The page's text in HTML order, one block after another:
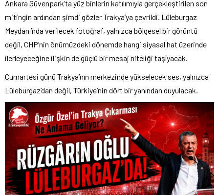
Ankara Güvenpark’ta yüz binlerin katılımıyla gerçekleştirilen son
mitingin ardından şimdi gözler Trakya’ya çevrildi. Lüleburgaz
Meydanı’nda verilecek fotoğraf, yalnızca bölgesel bir görüntü
değil, CHP’nin önümüzdeki dönemde hangi siyasal hat üzerinde
ilerleyeceğine ilişkin de güçlü bir mesaj niteliği taşıyacak.
Cumartesi günü Trakya’nın merkezinde yükselecek ses, yalnızca
Lüleburgaz’dan değil, Türkiye’nin dört bir yanından duyulacak.